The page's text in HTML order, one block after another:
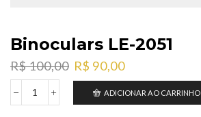
Binoculars LE-2051
R$100,00 O
preço
original
era:
R$ 90,00O
preço
atual
é:
Binoculars
ADICIONAR AO CARRINHO